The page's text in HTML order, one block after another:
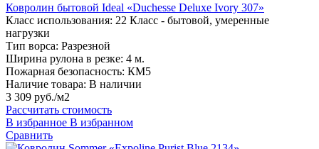
Ковролин бытовой Ideal «Duchesse Deluxe Ivory 307»
Класс использования: 22 Класс - бытовой, умеренные
нагрузки
Тип ворса: Разрезной
Ширина рулона в резке: 4 м.
Пожарная безопасность: КМ5
Наличие товара: В наличии
3 309 руб./м2
Рассчитать стоимость
В избранное В избранном
Сравнить